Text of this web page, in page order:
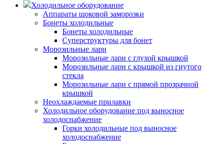
Холодильное оборудование
Аппараты шоковой заморозки
Бонеты холодильные
Бонеты холодильные
Суперструктуры для бонет
Морозильные лари
Морозильные лари с глухой крышкой
Морозильные лари с крышкой из гнутого
стекла
Морозильные лари с прямой прозрачной
крышкой
Неохлаждаемые прилавки
Холодильное оборудование под выносное
холодоснабжение
Горки холодильные под выносное
холодоснабжение